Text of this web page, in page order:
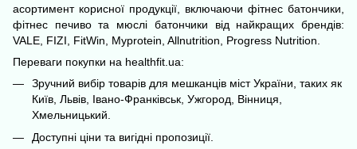
асортимент корисної продукції, включаючи фітнес батончики,
фітнес печиво та мюслі батончики від найкращих брендів:
VALE, FIZI, FitWin, Myprotein, Allnutrition, Progress Nutrition.
Переваги покупки на healthfit.ua:
Зручний вибір товарів для мешканців міст України, таких як
Київ, Львів, Івано-Франківськ, Ужгород, Вінниця,
Хмельницький.
Доступні ціни та вигідні пропозиції.